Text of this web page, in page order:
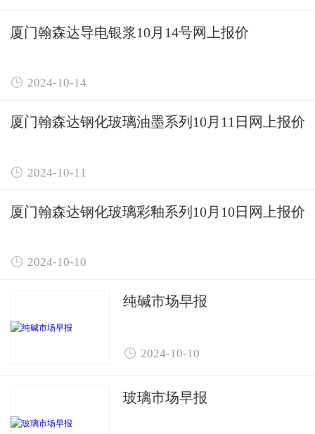
厦门翰森达导电银浆10月14号网上报价
 2024-10-14
厦门翰森达钢化玻璃油墨系列10月11日网上报价
 2024-10-11
厦门翰森达钢化玻璃彩釉系列10月10日网上报价
 2024-10-10
纯碱市场早报
 2024-10-10
玻璃市场早报